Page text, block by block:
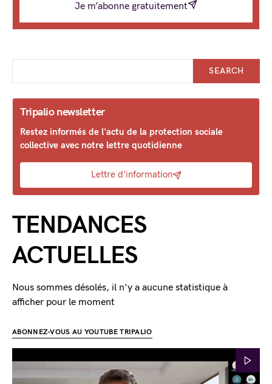
Je m’abonne gratuitement
SEARCH
Tripalio newsletter
Restez informés de l'actu de la protection sociale
collective avec notre lettre quotidienne
Lettre d'information
TENDANCES
ACTUELLES
Nous sommes désolés, il n'y a aucune statistique à
afficher pour le moment
ABONNEZ-VOUS AU YOUTUBE TRIPALIO